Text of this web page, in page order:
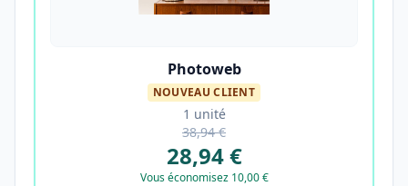
Photoweb
NOUVEAU CLIENT
1 unité
38,94 €
28,94 €
Vous économisez 10,00 €